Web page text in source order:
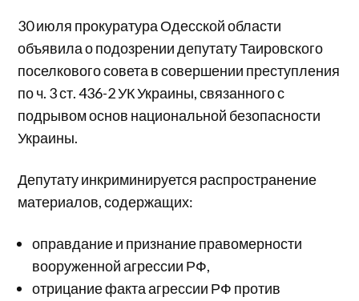
30 июля прокуратура Одесской области
объявила о подозрении депутату Таировского
поселкового совета в совершении преступления
по ч. 3 ст. 436-2 УК Украины, связанного с
подрывом основ национальной безопасности
Украины.
Депутату инкриминируется распространение
материалов, содержащих:
оправдание и признание правомерности
вооруженной агрессии РФ,
отрицание факта агрессии РФ против